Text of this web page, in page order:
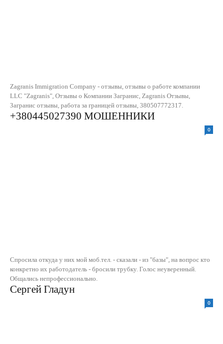
Zagranis Immigration Company - отзывы, отзывы о работе компании
LLC "Zagranis", Отзывы о Компании Загранис, Zagranis Отзывы,
Загранис отзывы, работа за границей отзывы, 380507772317.
+380445027390 МОШЕННИКИ
0
Спросила откуда у них мой моб.тел. - сказали - из "базы", на вопрос кто
конкретно их работодатель - бросили трубку. Голос неуверенный.
Общались непрофессионально.
Сергей Гладун
0